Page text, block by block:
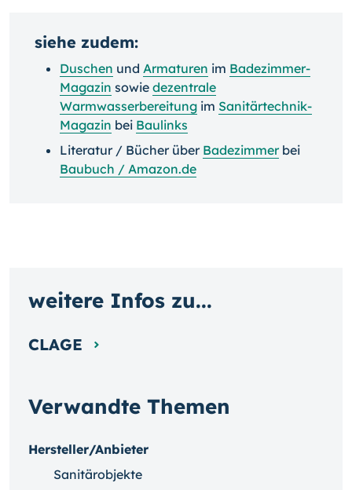
siehe zudem:
Duschen und Armaturen im Badezimmer-
Magazin sowie dezentrale
Warmwasserbereitung im Sanitärtechnik-
Magazin bei Baulinks
Literatur / Bücher über Badezimmerbei
Baubuch / Amazon.de
Verwandte Themen
Hersteller/Anbieter
Sanitärobjekte
weitere Infos zu...
CLAGE